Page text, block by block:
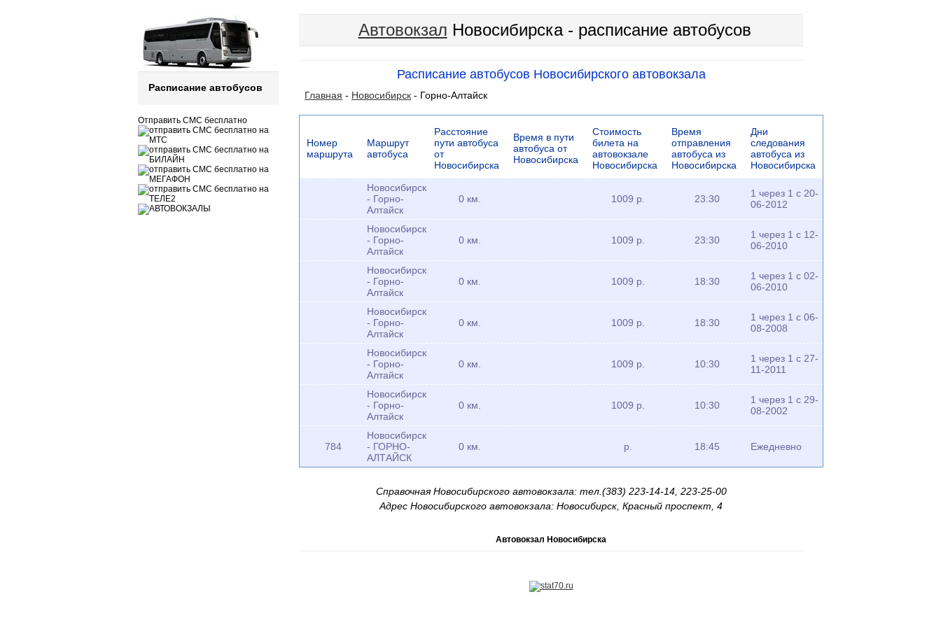
Расписание автобусов
Отправить СМС бесплатно
Автовокзал Новосибирска - расписание автобусов
Расписание автобусов Новосибирского автовокзала
Главная - Новосибирск - Горно-Алтайск
Номер
маршрута
Маршрут
автобуса
Расстояние
пути автобуса
от
Новосибирска
Время в пути
автобуса от
Новосибирска
Стоимость
билета на
автовокзале
Новосибирска
Время
отправления
автобуса из
Новосибирска
Дни
следования
автобуса из
Новосибирска
Новосибирск
- Горно-
Алтайск
0 км. 1009 р. 23:30
1 через 1 с 20-
06-2012
Новосибирск
- Горно-
Алтайск
0 км. 1009 р. 23:30
1 через 1 с 12-
06-2010
Новосибирск
- Горно-
Алтайск
0 км. 1009 р. 18:30
1 через 1 с 02-
06-2010
Новосибирск
- Горно-
Алтайск
0 км. 1009 р. 18:30
1 через 1 с 06-
08-2008
Новосибирск
- Горно-
Алтайск
0 км. 1009 р. 10:30
1 через 1 с 27-
11-2011
Новосибирск
- Горно-
Алтайск
0 км. 1009 р. 10:30
1 через 1 с 29-
08-2002
784
Новосибирск
- ГОРНО-
АЛТАЙСК
0 км. р. 18:45 Ежедневно
Справочная Новосибирского автовокзала: тел.(383) 223-14-14, 223-25-00
Адрес Новосибирского автовокзала: Новосибирск, Красный проспект, 4
Автовокзал Новосибирска